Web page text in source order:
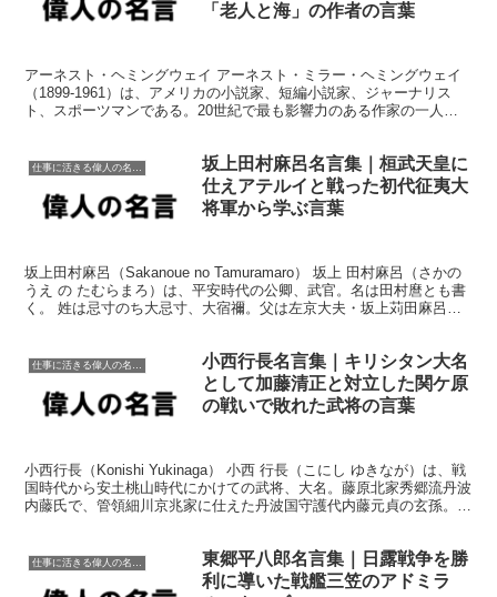
「老人と海」の作者の言葉
アーネスト・ヘミングウェイ アーネスト・ミラー・ヘミングウェイ
（1899-1961）は、アメリカの小説家、短編小説家、ジャーナリス
ト、スポーツマンである。20世紀で最も影響力のある作家の一人で
坂上田村麻呂名言集｜桓武天皇に
仕えアテルイと戦った初代征夷大
将軍から学ぶ言葉
坂上田村麻呂（Sakanoue no Tamuramaro） 坂上 田村麻呂（さかの
うえ の たむらまろ）は、平安時代の公卿、武官。名は田村麿とも書
く。 姓は忌寸のち大忌寸、大宿禰。父は左京大夫・坂上苅田麻呂。
小西行長名言集｜キリシタン大名
として加藤清正と対立した関ケ原
の戦いで敗れた武将の言葉
小西行長（Konishi Yukinaga） 小西 行長（こにし ゆきなが）は、戦
国時代から安土桃山時代にかけての武将、大名。藤原北家秀郷流丹波
内藤氏で、管領細川京兆家に仕えた丹波国守護代内藤元貞の玄孫。祖
東郷平八郎名言集｜日露戦争を勝
利に導いた戦艦三笠のアドミラ